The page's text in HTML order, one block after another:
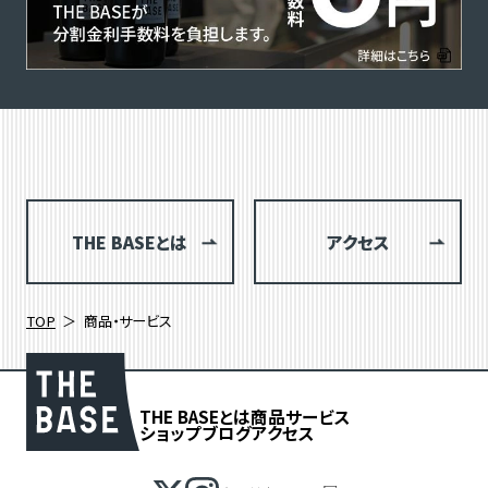
THE BASEとは アクセス
TOP 商品・サービス
THE BASEとは商品サービス
ショップブログアクセス